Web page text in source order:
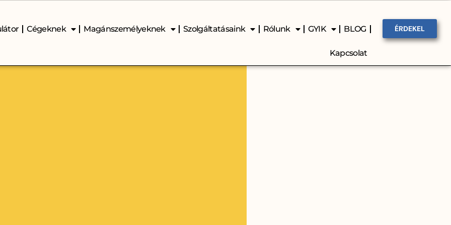
Cégeknek Magánszemélyeknek Szolgáltatásaink Rólunk GYIK BLOG
Kapcsolat
ÉRDEKEL